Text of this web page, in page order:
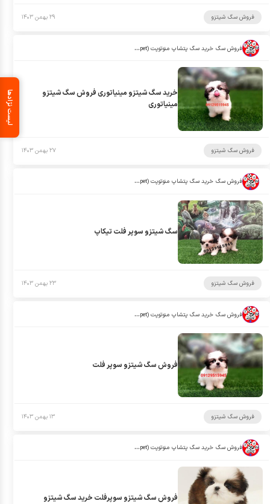
لیست نژادها
فروش سگ شیتزو ۲۹ بهمن ۱۴۰۳
فروش سگ خرید سگ پتشاپ منوتوپت (manotopet)
خرید سگ شیتزو مینیاتوری فروش سگ شیتزو
مینیاتوری
فروش سگ شیتزو ۲۷ بهمن ۱۴۰۳
فروش سگ خرید سگ پتشاپ منوتوپت (manotopet)
سگ شیتزو سوپر فلت تیکاپ
فروش سگ شیتزو ۲۳ بهمن ۱۴۰۳
فروش سگ خرید سگ پتشاپ منوتوپت (manotopet)
فروش سگ شیتزو سوپر فلت
فروش سگ شیتزو ۱۳ بهمن ۱۴۰۳
فروش سگ خرید سگ پتشاپ منوتوپت (manotopet)
فروش سگ شیتزو سوپرفلت خرید سگ شیتزو